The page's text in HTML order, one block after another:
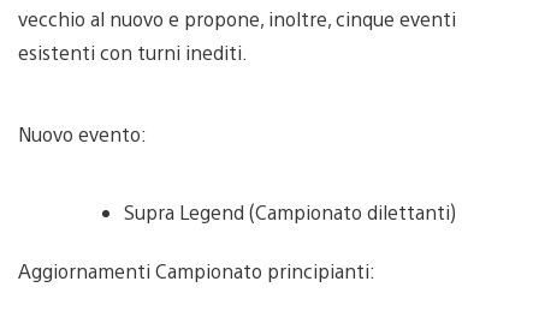
vecchio al nuovo e propone, inoltre, cinque eventi
esistenti con turni inediti.
Nuovo evento:
Supra Legend (Campionato dilettanti)
Aggiornamenti Campionato principianti: